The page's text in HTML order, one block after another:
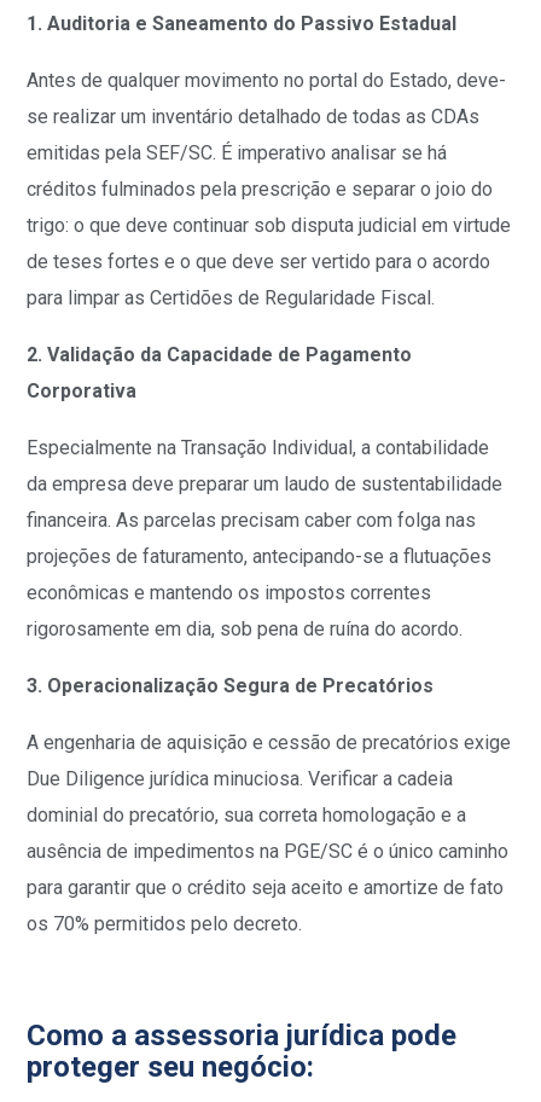
1. Auditoria e Saneamento do Passivo Estadual
Antes de qualquer movimento no portal do Estado, deve-
se realizar um inventário detalhado de todas as CDAs
emitidas pela SEF/SC. É imperativo analisar se há
créditos fulminados pela prescrição e separar o joio do
trigo: o que deve continuar sob disputa judicial em virtude
de teses fortes e o que deve ser vertido para o acordo
para limpar as Certidões de Regularidade Fiscal.
2. Validação da Capacidade de Pagamento
Corporativa
Especialmente na Transação Individual, a contabilidade
da empresa deve preparar um laudo de sustentabilidade
financeira. As parcelas precisam caber com folga nas
projeções de faturamento, antecipando-se a flutuações
econômicas e mantendo os impostos correntes
rigorosamente em dia, sob pena de ruína do acordo.
3. Operacionalização Segura de Precatórios
A engenharia de aquisição e cessão de precatórios exige
Due Diligence jurídica minuciosa. Verificar a cadeia
dominial do precatório, sua correta homologação e a
ausência de impedimentos na PGE/SC é o único caminho
para garantir que o crédito seja aceito e amortize de fato
os 70% permitidos pelo decreto.
Como a assessoria jurídica pode
proteger seu negócio: